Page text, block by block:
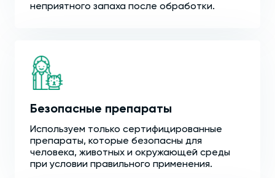
неприятного запаха после обработки.
Безопасные препараты
Используем только сертифицированные
препараты, которые безопасны для
человека, животных и окружающей среды
при условии правильного применения.